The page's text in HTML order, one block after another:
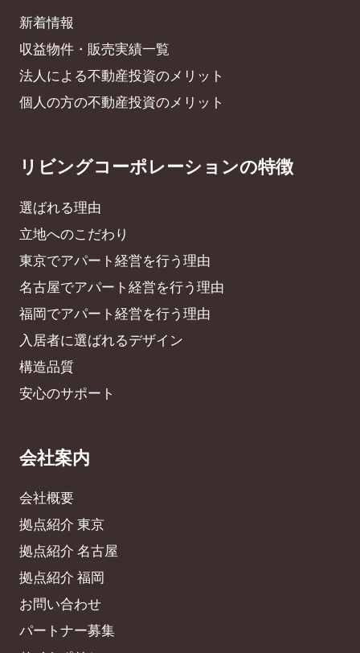
新着情報
収益物件・販売実績一覧
法人による不動産投資のメリット
個人の方の不動産投資のメリット
リビングコーポレーションの特徴
選ばれる理由
立地へのこだわり
東京でアパート経営を行う理由
名古屋でアパート経営を行う理由
福岡でアパート経営を行う理由
入居者に選ばれるデザイン
構造品質
安心のサポート
会社案内
会社概要
拠点紹介 東京
拠点紹介 名古屋
拠点紹介 福岡
お問い合わせ
パートナー募集